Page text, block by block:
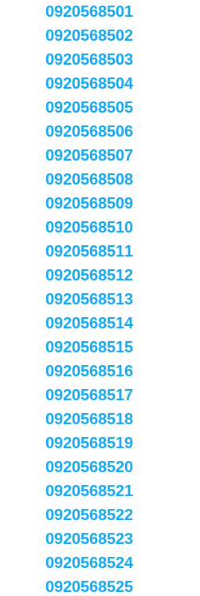
0920568501
0920568502
0920568503
0920568504
0920568505
0920568506
0920568507
0920568508
0920568509
0920568510
0920568511
0920568512
0920568513
0920568514
0920568515
0920568516
0920568517
0920568518
0920568519
0920568520
0920568521
0920568522
0920568523
0920568524
0920568525